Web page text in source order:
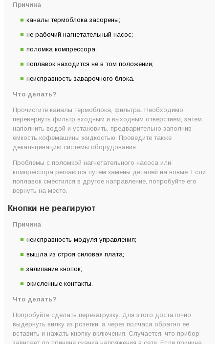
Причина
каналы термоблока засорены;
не рабочий нагнетательный насос;
поломка компрессора;
поплавок находится не в том положении;
неисправность заварочного блока.
Что делать?
Прочистите каналы термоблока, фильтра. Необходимо
перевернуть фильтр входным и выходным отверстием, затем
наполнить водой и установить, предварительно заполнив
емкость кофемашины жидкостью. Проведите также
декальцинацию системы оборудования.
Проблемы с поломкой нагнетательного насоса или
компрессора решаются путем замены деталей на новые. Если
поплавок сместился в другое направление, попробуйте его
вернуть на место.
Кнопки не реагируют
Причина
неисправность модуля управления;
вышла из строя силовая плата;
залипание кнопок;
окисленные контакты.
Что делать?
Попробуйте сделать перезагрузку. Для этого достаточно
выдернуть вилку из розетки, а через полчаса обратно ее
вставить и нажать кнопку включения. Случается, что прибор